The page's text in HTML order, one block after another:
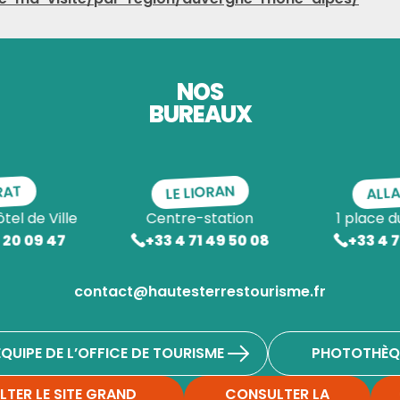
NOS
BUREAUX
de Ville
20 09 47
LE LIORAN
Centre-station
+33 4 71 49 50 08
1 place
+33 4
contact@hautesterrestourisme.fr
DE L’OFFICE DE TOURISME
LE SITE GRAND
CONSULTER LA